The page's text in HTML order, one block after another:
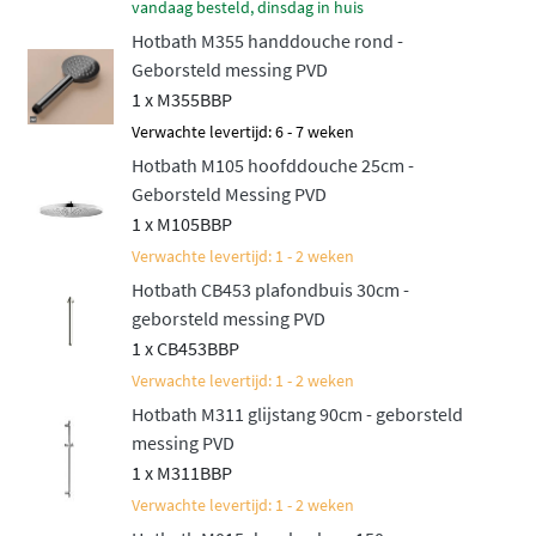
onverwachte temperatuurschommelingen. Dit zorgt niet
alleen voor extra comfort, maar ook voor veiligheid,
vooral als er kinderen in huis zijn. De twee stopkranen
geven je volledige controle over de watertoevoer naar
de hoofddouche en de handdouche, zodat je eenvoudig
kunt wisselen tussen beide.
Innovatieve technologieën
De Cobber IBS70 is uitgerust met slimme Hotbath-
technologieën zoals het
Ecoair System
werking. Daarnaast is de setPlumber Friendly
betekent dat de installatie eenvoudig en snel verloopt.
Deze doordachte functies maken de doucheset niet
alleen comfortabel, maar ook duurzaam en
vandaag besteld, dinsdag in huis
Hotbath M355 handdouche rond -
Geborsteld messing PVD
1 x M355BBP
Verwachte levertijd: 6 - 7 weken
Hotbath M105 hoofddouche 25cm -
Geborsteld Messing PVD
1 x M105BBP
Verwachte levertijd: 1 - 2 weken
Hotbath CB453 plafondbuis 30cm -
geborsteld messing PVD
1 x CB453BBP
Verwachte levertijd: 1 - 2 weken
Hotbath M311 glijstang 90cm - geborsteld
messing PVD
1 x M311BBP
Verwachte levertijd: 1 - 2 weken